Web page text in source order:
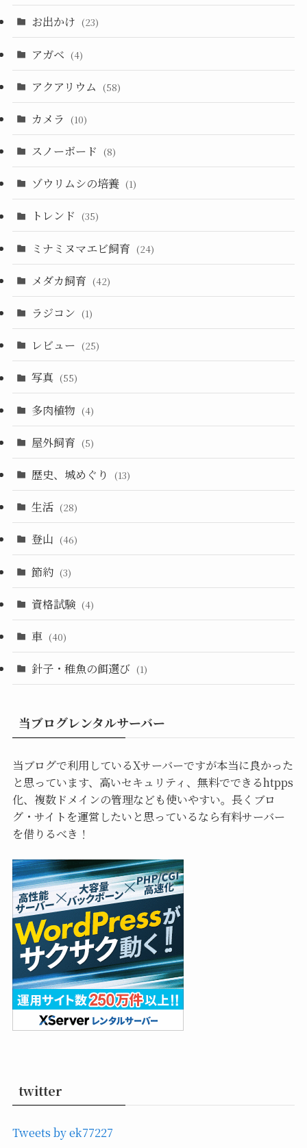
お出かけ (23)
アガベ (4)
アクアリウム (58)
カメラ (10)
スノーボード (8)
ゾウリムシの培養 (1)
トレンド (35)
ミナミヌマエビ飼育 (24)
メダカ飼育 (42)
ラジコン (1)
レビュー (25)
写真 (55)
多肉植物 (4)
屋外飼育 (5)
歴史、城めぐり (13)
生活 (28)
登山 (46)
節約 (3)
資格試験 (4)
車 (40)
針子・稚魚の餌選び (1)
当ブログレンタルサーバー
当ブログで利用しているXサーバーですが本当に良かった
と思っています、高いセキュリティ、無料でできるhtpps
化、複数ドメインの管理なども使いやすい。長くブロ
グ・サイトを運営したいと思っているなら有料サーバー
を借りるべき！
twitter
Tweets by ek77227